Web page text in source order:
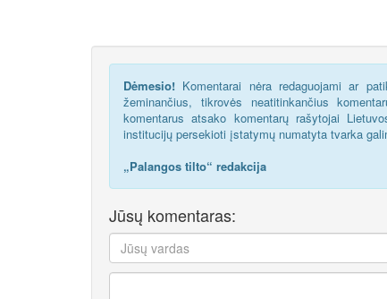
Dėmesio! Komentarai nėra redaguojami ar
žeminančius, tikrovės neatitinkančius
komentarus atsako komentarų rašytojai
institucijų persekioti įstatymų numatyta tvarka
„Palangos tilto“ redakcija
Jūsų komentaras: